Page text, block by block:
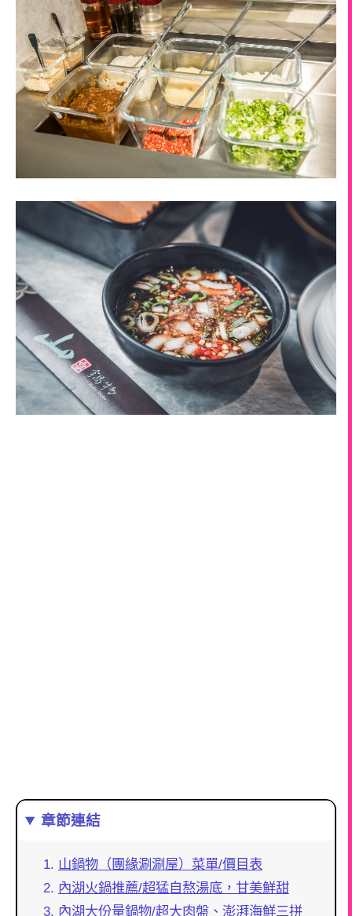
章節連結
山鍋物（團緣涮涮屋）菜單/價目表
內湖火鍋推薦/超猛自熬湯底，甘美鮮甜
內湖大份量鍋物/超大肉盤、澎湃海鮮三拼